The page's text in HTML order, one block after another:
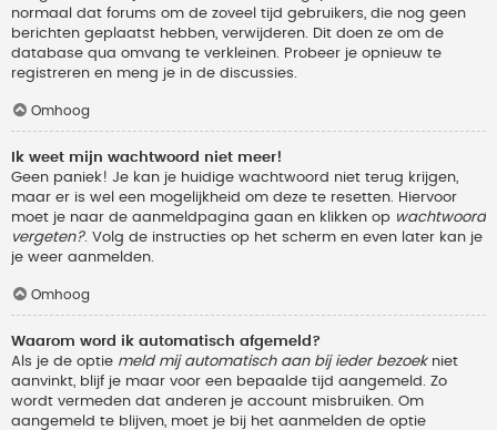
normaal dat forums om de zoveel tijd gebruikers, die nog geen
berichten geplaatst hebben, verwijderen. Dit doen ze om de
database qua omvang te verkleinen. Probeer je opnieuw te
registreren en meng je in de discussies.
Omhoog
Ik weet mijn wachtwoord niet meer!
Geen paniek! Je kan je huidige wachtwoord niet terug krijgen,
maar er is wel een mogelijkheid om deze te resetten. Hiervoor
moet je naar de aanmeldpagina gaan en klikken op wachtwoord
vergeten?. Volg de instructies op het scherm en even later kan je
je weer aanmelden.
Omhoog
Waarom word ik automatisch afgemeld?
Als je de optie meld mij automatisch aan bij ieder bezoekniet
aanvinkt, blijf je maar voor een bepaalde tijd aangemeld. Zo
wordt vermeden dat anderen je account misbruiken. Om
aangemeld te blijven, moet je bij het aanmelden de optie